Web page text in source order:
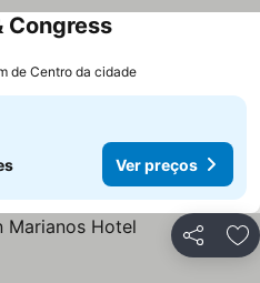
CongressVer preços
de Centro da cidade
Ver preços
Partilhar